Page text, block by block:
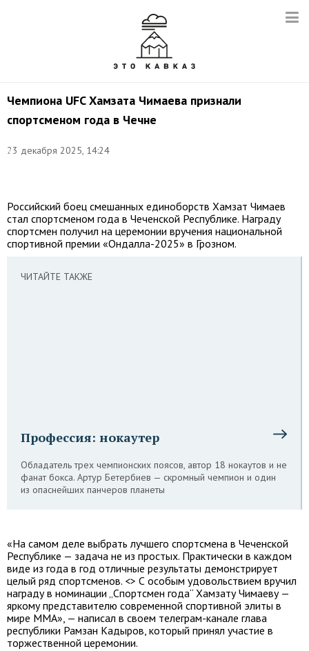
Чемпиона UFC Хамзата Чимаева признали
спортсменом года в Чечне
23 декабря 2025, 14:24
©
Российский боец смешанных единоборств Хамзат Чимаев
стал спортсменом года в Чеченской Республике. Награду
спортсмен получил на церемонии вручения национальной
спортивной премии «Ондалла-2025» в Грозном.
ЧИТАЙТЕ ТАКЖЕ
Профессия: нокаутер
Обладатель трех чемпионских поясов, автор 18 нокаутов и не
фанат бокса. Артур Бетербиев — скромный чемпион и один
из опаснейших панчеров планеты
«На самом деле выбрать лучшего спортсмена в Чеченской
Республике — задача не из простых. Практически в каждом
виде из года в год отличные результаты демонстрирует
целый ряд спортсменов. <> С особым удовольствием вручил
награду в номинации „Спортсмен года“ Хамзату Чимаеву —
яркому представителю современной спортивной элиты в
мире MMA», — написал в своем телеграм-канале глава
республики Рамзан Кадыров, который принял участие в
торжественной церемонии.